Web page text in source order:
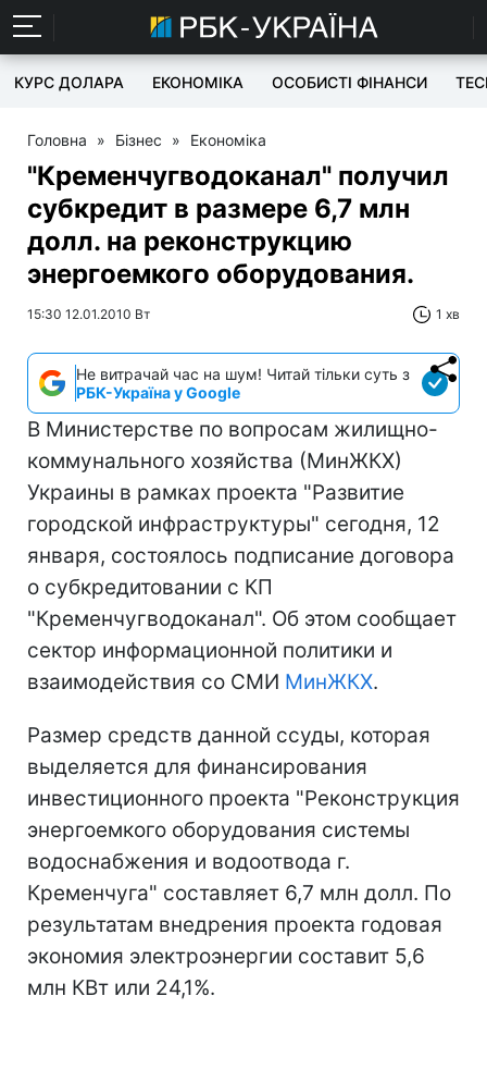
КУРС ДОЛАРА ЕКОНОМІКА ОСОБИСТІ ФІНАНСИ
Головна » Бізнес » Економіка
"Кременчугводоканал" получил
субкредит в размере 6,7 млн
долл. на реконструкцию
энергоемкого оборудования.
15:30 12.01.2010 Вт 1 хв
Не витрачай час на шум! Читай тільки суть з
РБК-Україна у Google
В Министерстве по вопросам жилищно-
коммунального хозяйства (МинЖКХ)
Украины в рамках проекта "Развитие
городской инфраструктуры" сегодня, 12
января, состоялось подписание договора
о субкредитовании с КП
"Кременчугводоканал". Об этом сообщает
сектор информационной политики и
взаимодействия со СМИ МинЖКХ.
Размер средств данной ссуды, которая
выделяется для финансирования
инвестиционного проекта "Реконструкция
энергоемкого оборудования системы
водоснабжения и водоотвода г.
Кременчуга" составляет 6,7 млн долл. По
результатам внедрения проекта годовая
экономия электроэнергии составит 5,6
млн КВт или 24,1%.